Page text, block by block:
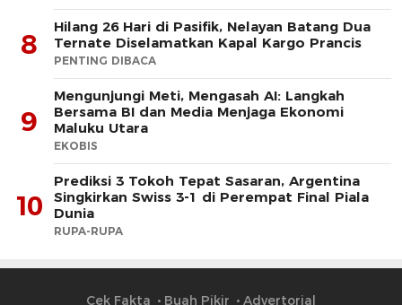
8
Hilang 26 Hari di Pasifik, Nelayan Batang Dua
Ternate Diselamatkan Kapal Kargo Prancis
PENTING DIBACA
9
Mengunjungi Meti, Mengasah AI: Langkah
Bersama BI dan Media Menjaga Ekonomi
Maluku Utara
EKOBIS
10
Prediksi 3 Tokoh Tepat Sasaran, Argentina
Singkirkan Swiss 3-1 di Perempat Final Piala
Dunia
RUPA-RUPA
Cek Fakta Buah Pikir Advertorial